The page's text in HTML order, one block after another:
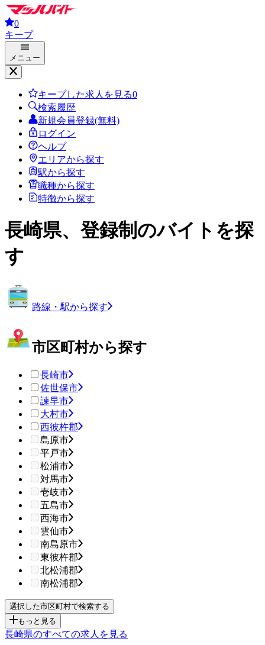
0
キープ
メニュー
キープした求人を見る0
検索履歴
新規会員登録(無料)
ログイン
ヘルプ
エリアから探す
駅から探す
職種から探す
特徴から探す
長崎県、登録制 のバイトを探
す
路線・駅から探す
市区町村から探す
長崎市
佐世保市
諫早市
大村市
西彼杵郡
島原市
平戸市
松浦市
対馬市
壱岐市
五島市
西海市
雲仙市
南島原市
東彼杵郡
北松浦郡
南松浦郡
もっと見る
長崎県のすべての求人を見る